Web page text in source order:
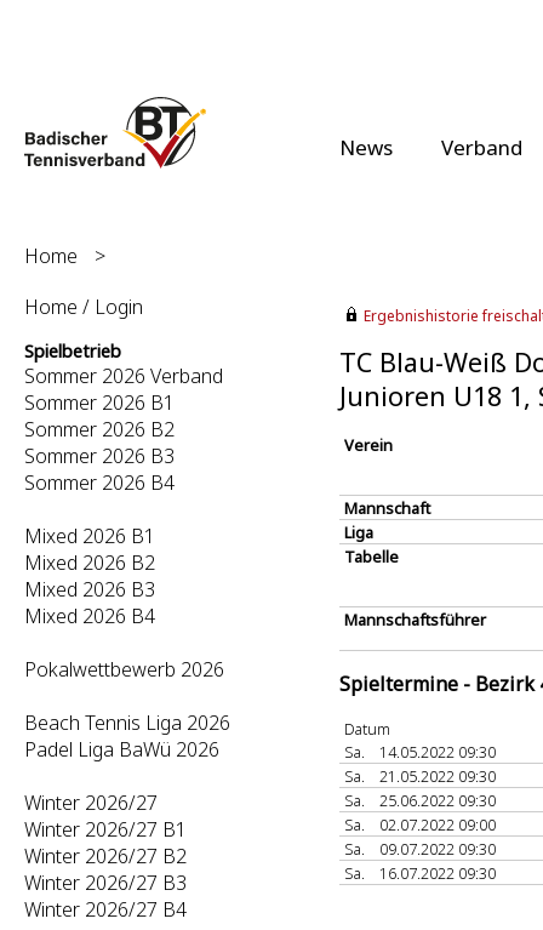
News Verband
Home
>
Home / Login
Spielbetrieb
Sommer 2026 Verband
Sommer 2026 B1
Sommer 2026 B2
Sommer 2026 B3
Sommer 2026 B4
Mixed 2026 B1
Mixed 2026 B2
Mixed 2026 B3
Mixed 2026 B4
Pokalwettbewerb 2026
Beach Tennis Liga 2026
Padel Liga BaWü 2026
Winter 2026/27
Winter 2026/27 B1
Winter 2026/27 B2
Winter 2026/27 B3
Winter 2026/27 B4
Ergebnishistorie
TC Blau-Weiß
Junioren U18 1,
Verein
Mannschaft
Liga
Tabelle
Mannschaftsführer
Spieltermine - Bezirk
Datum
Sa.
14.05.2022 09:30
Sa.
21.05.2022 09:30
Sa.
25.06.2022 09:30
Sa.
02.07.2022 09:00
Sa.
09.07.2022 09:30
Sa.
16.07.2022 09:30